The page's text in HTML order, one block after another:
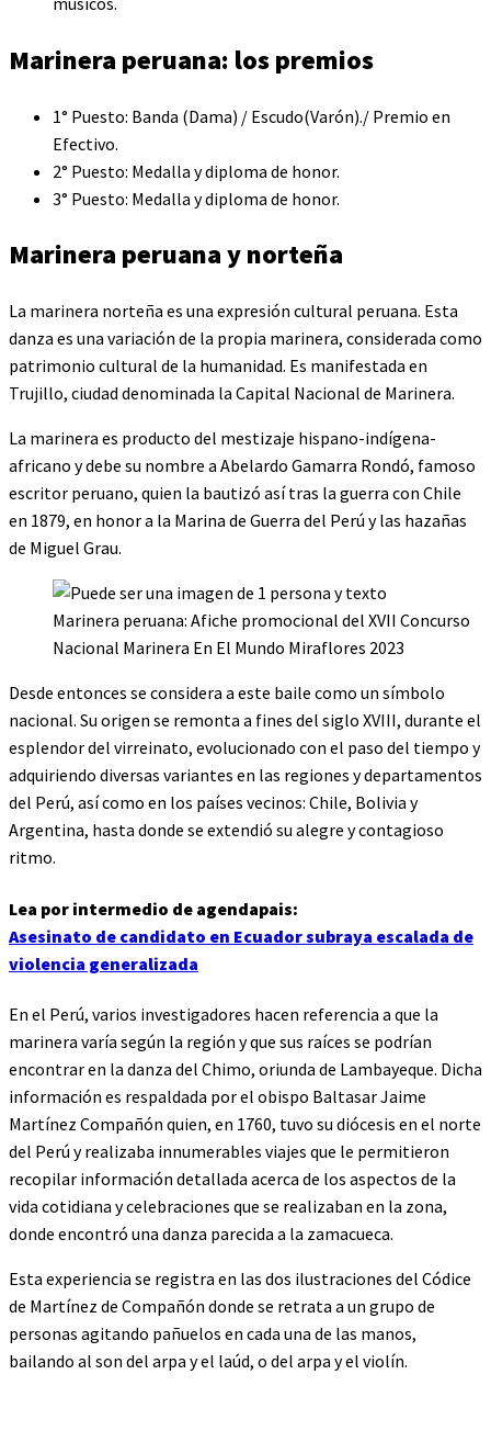
Marinera peruana: los premios
1° Puesto: Banda (Dama) / Escudo(Varón)./ Premio en
Efectivo.
2° Puesto: Medalla y diploma de honor.
3° Puesto: Medalla y diploma de honor.
Marinera peruana y norteña
La marinera norteña es una expresión cultural peruana. Esta
danza es una variación de la propia marinera, considerada como
patrimonio cultural de la humanidad. Es manifestada en
Trujillo, ciudad denominada la Capital Nacional de Marinera.
La marinera es producto del mestizaje hispano-indígena-
africano y debe su nombre a Abelardo Gamarra Rondó, famoso
escritor peruano, quien la bautizó así tras la guerra con Chile
en 1879, en honor a la Marina de Guerra del Perú y las hazañas
de Miguel Grau.
Marinera peruana: Afiche promocional del XVII Concurso
Nacional Marinera En El Mundo Miraflores 2023
Desde entonces se considera a este baile como un símbolo
nacional. Su origen se remonta a fines del siglo XVIII, durante el
esplendor del virreinato, evolucionado con el paso del tiempo y
adquiriendo diversas variantes en las regiones y departamentos
del Perú, así como en los países vecinos: Chile, Bolivia y
Argentina, hasta donde se extendió su alegre y contagioso
ritmo.
Lea por intermedio de agendapais:
Asesinato de candidato en Ecuador subraya escalada de
violencia generalizada
En el Perú, varios investigadores hacen referencia a que la
marinera varía según la región y que sus raíces se podrían
encontrar en la danza del Chimo, oriunda de Lambayeque. Dicha
información es respaldada por el obispo Baltasar Jaime
Martínez Compañón quien, en 1760, tuvo su diócesis en el norte
del Perú y realizaba innumerables viajes que le permitieron
recopilar información detallada acerca de los aspectos de la
vida cotidiana y celebraciones que se realizaban en la zona,
donde encontró una danza parecida a la zamacueca.
Esta experiencia se registra en las dos ilustraciones del Códice
de Martínez de Compañón donde se retrata a un grupo de
personas agitando pañuelos en cada una de las manos,
bailando al son del arpa y el laúd, o del arpa y el violín.